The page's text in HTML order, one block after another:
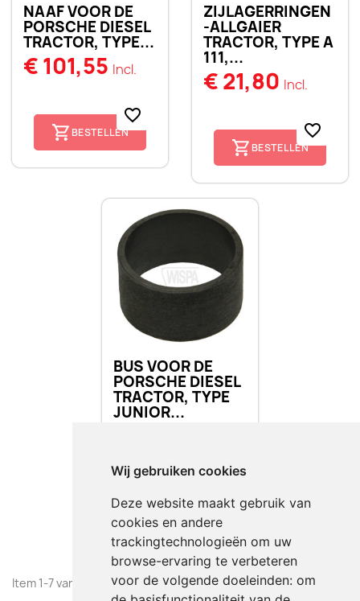
Wij gebruiken cookies
Deze website maakt gebruik van
cookies en andere
trackingtechnologieën om uw
browse-ervaring te verbeteren
voor de volgende doeleinden: om
NAAF VOOR DE
PORSCHE DIESEL
TRACTOR, TYPE...
€ 101,55 Incl.
BESTELLEN
favorite_border
ZIJLAGERRINGEN
-ALLGAIER
TRACTOR, TYPE A
111,...
€ 21,80 Incl.
BESTELLEN
favorite_border
BUS VOOR DE
PORSCHE DIESEL
TRACTOR, TYPE
JUNIOR...
BESTELLEN
Item 1-7 van 7 in totaal item(s)